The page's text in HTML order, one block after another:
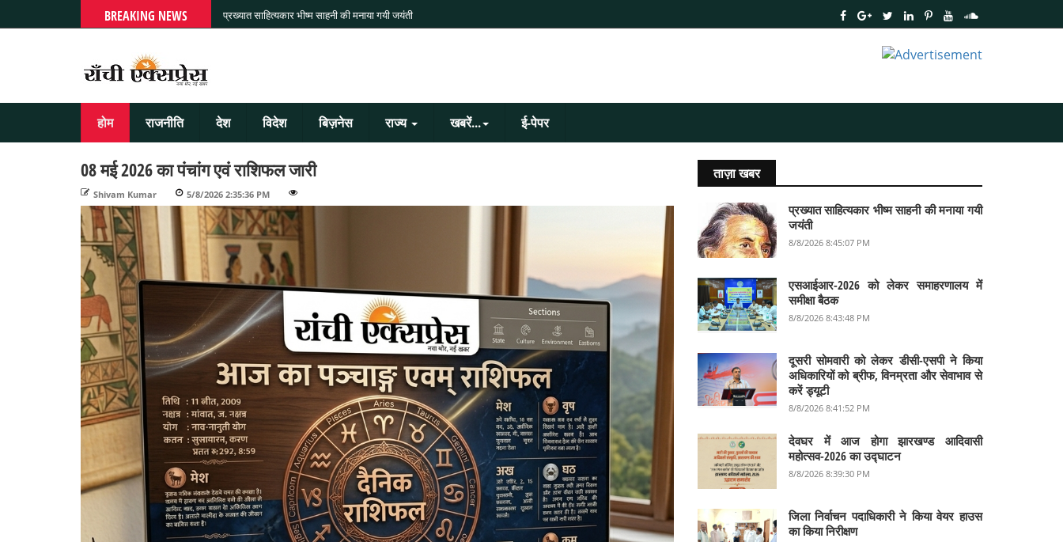
BREAKING NEWS प्रख्यात साहित्यकार भीष्म साहनी की मनाया गयी जयंती
होम राजनीति देश विदेश बिज़नेस राज्य खबरें... ई-पेपर
08 मई 2026 का पंचांग एवं राशिफल जारी
Shivam Kumar 5/8/2026 2:35:36 PM
ताज़ा खबर
प्रख्यात साहित्यकार भीष्म साहनी की मनाया गयी
जयंती
8/8/2026 8:45:07 PM
एसआईआर-2026 को लेकर समाहरणालय में
समीक्षा बैठक
8/8/2026 8:43:48 PM
दूसरी सोमवारी को लेकर डीसी-एसपी ने किया
अधिकारियों को ब्रीफ, विनम्रता और सेवाभाव से
करें ड्यूटी
8/8/2026 8:41:52 PM
देवघर में आज होगा झारखण्ड आदिवासी
महोत्सव-2026 का उद्घाटन
8/8/2026 8:39:30 PM
जिला निर्वाचन पदाधिकारी ने किया वेयर हाउस
का किया निरीक्षण